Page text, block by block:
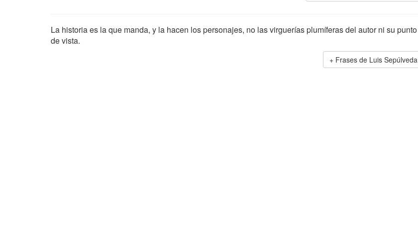
La historia es la que manda, y la hacen los personajes, no las virguerías plumíferas del autor ni su punto
de vista.
Frases de Luis Sepúlveda